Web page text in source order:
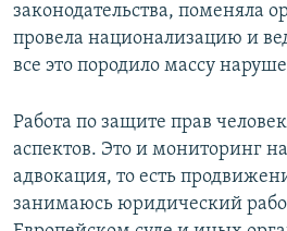
законодательства, поменяла
провела национализацию и
все это породило массу
Работа по защите прав
аспектов. Это и мониторинг
адвокация, то есть
занимаюсь юридический